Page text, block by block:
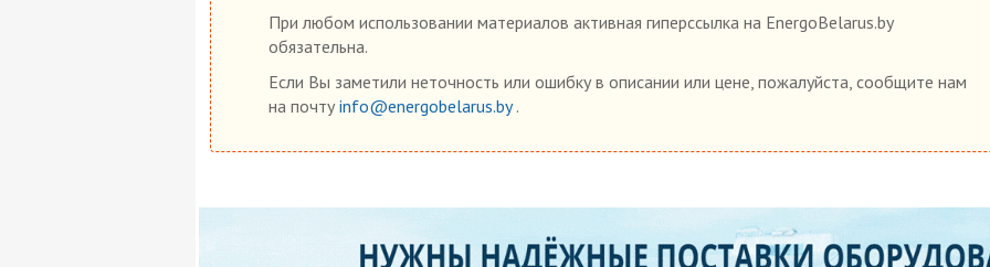
При любом использовании материалов активная гиперссылка на EnergoBelarus.by
обязательна.
Если Вы заметили неточность или ошибку в описании или цене, пожалуйста, сообщите нам
на почту info@energobelarus.by.